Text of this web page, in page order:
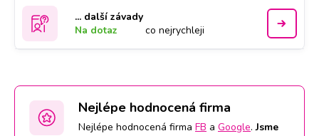
... další závady
Na dotaz
co nejrychleji
Nejlépe hodnocená firma
Nejlépe hodnocená firma FB a Google.Jsme